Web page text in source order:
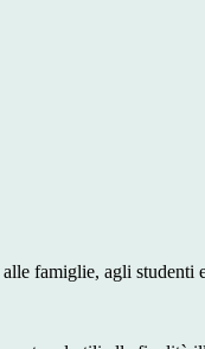
famiglie, agli studenti